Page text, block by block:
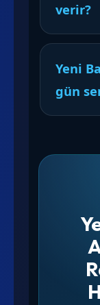
verir?
Yeni
gün